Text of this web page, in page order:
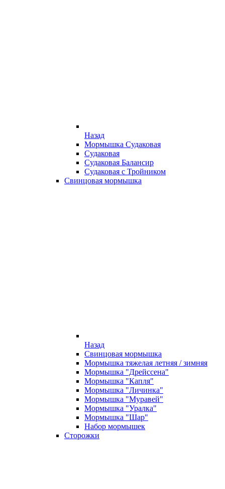
Назад
Мормышка Судаковая
Судаковая
Судаковая Балансир
Судаковая с Тройником
Свинцовая мормышка
Назад
Свинцовая мормышка
Мормышка тяжелая летняя / зимняя
Мормышка "Дрейссена"
Мормышка "Капля"
Мормышка "Личинка"
Мормышка "Муравей"
Мормышка "Уралка"
Мормышка "Шар"
Набор мормышек
Сторожки